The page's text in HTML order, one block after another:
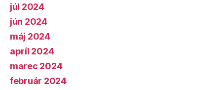
júl 2024
jún 2024
máj 2024
apríl 2024
marec 2024
február 2024